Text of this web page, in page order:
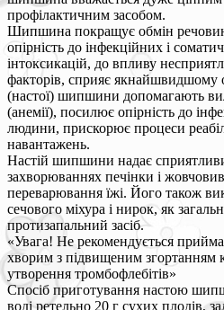
профілактичним засобом.
Шипшина покращує обмін речовин
опірність до інфекційних і
інтоксикацій, до впливу
факторів, сприяє якнайшвидшому
(настої) шипшини допомагають
(анемії), посилює опірність до
людини, прискорює процеси
навантажень.
Настій шипшини надає
захворюваннях печінки і
переварювання їжі. Його також
сечового міхура і нирок, як
протизапальний засіб.
«Увага! Не рекомендується
хворим з підвищеним згортанням
утворення тромбофлебітів»
Спосіб приготування настою
воді ретельно 20 г сухих плодів,